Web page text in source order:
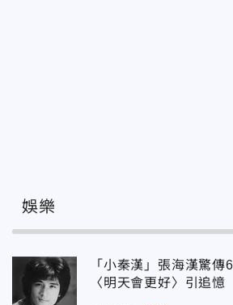
娛樂
「小秦漢」張海漢驚
〈明天會更好〉引追憶